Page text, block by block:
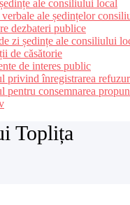
ale consiliului local
verbale ale ședințelor
dezbateri publice
zi ședințe ale consiliului
de căsătorie
de interes public
privind înregistrarea
pentru consemnarea
Toplița